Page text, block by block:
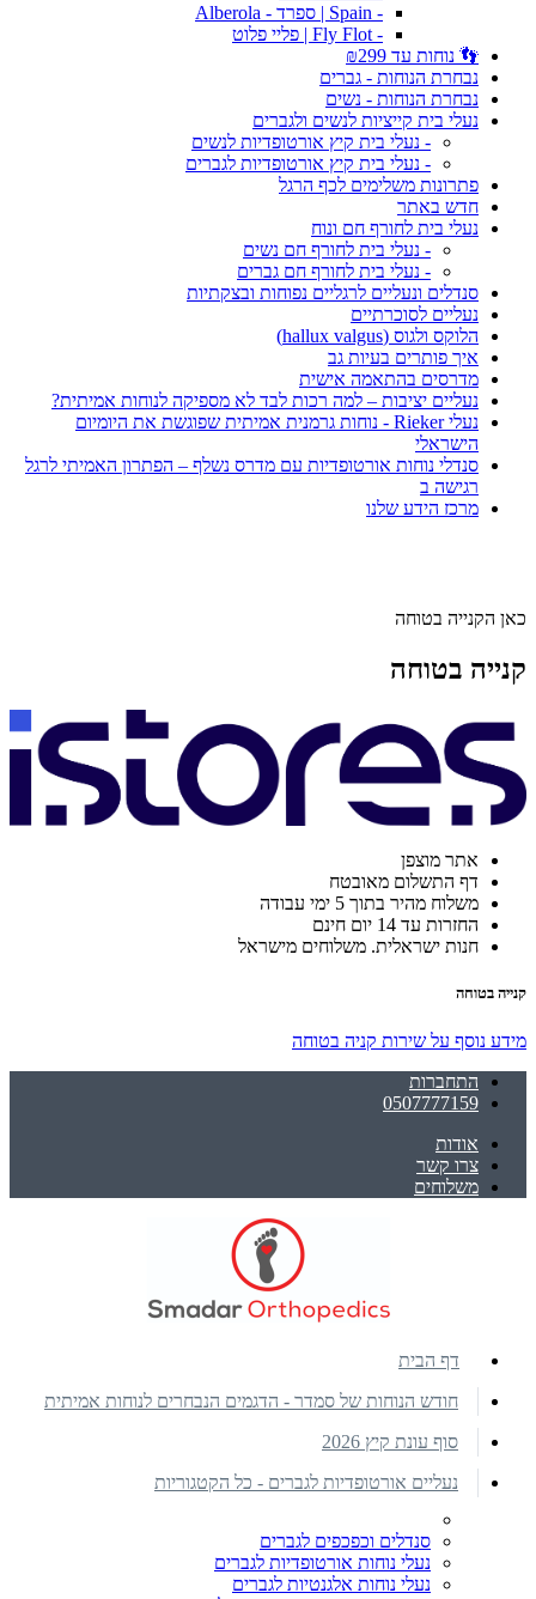
- Spain | ספרד - Alberola
- Fly Flot | פליי פלוט
👣 נוחות עד ₪299
נבחרת הנוחות - גברים
נבחרת הנוחות - נשים
נעלי בית קייציות לנשים ולגברים
- נעלי בית קיץ אורטופדיות לנשים
- נעלי בית קיץ אורטופדיות לגברים
פתרונות משלימים לכף הרגל
חדש באתר
נעלי בית לחורף חם ונוח
- נעלי בית לחורף חם נשים
- נעלי בית לחורף חם גברים
סנדלים ונעליים לרגליים נפוחות ובצקתיות
נעליים לסוכרתיים
הלוקס ולגוס (hallux valgus)
איך פותרים בעיות גב
מדרסים בהתאמה אישית
נעליים יציבות – למה רכות לבד לא מספיקה לנוחות אמיתית?
נעלי Rieker - נוחות גרמנית אמיתית שפוגשת את היומיום
הישראלי
סנדלי נוחות אורטופדיות עם מדרס נשלף – הפתרון האמיתי לרגל
רגישה ב
מרכז הידע שלנו
כאן הקנייה בטוחה
קנייה בטוחה
אתר מוצפן
דף התשלום מאובטח
משלוח מהיר בתוך 5 ימי עבודה
החזרות עד 14 יום חינם
חנות ישראלית. משלוחים מישראל
קנייה בטוחה
מידע נוסף על שירות קניה בטוחה
התחברות
0507777159
אודות
צרו קשר
משלוחים
דף הבית
חודש הנוחות של סמדר - הדגמים הנבחרים לנוחות אמיתית
סוף עונת קיץ 2026
נעליים אורטופדיות לגברים - כל הקטגוריות
סנדלים וכפכפים לגברים
נעלי נוחות אורטופדיות לגברים
נעלי נוחות אלגנטיות לגברים